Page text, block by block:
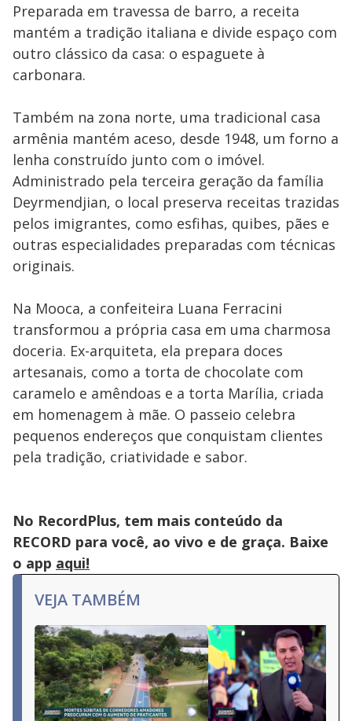
Preparada em travessa de barro, a receita
mantém a tradição italiana e divide espaço com
outro clássico da casa: o espaguete à
carbonara.
Também na zona norte, uma tradicional casa
armênia mantém aceso, desde 1948, um forno a
lenha construído junto com o imóvel.
Administrado pela terceira geração da família
Deyrmendjian, o local preserva receitas trazidas
pelos imigrantes, como esfihas, quibes, pães e
outras especialidades preparadas com técnicas
originais.
Na Mooca, a confeiteira Luana Ferracini
transformou a própria casa em uma charmosa
doceria. Ex-arquiteta, ela prepara doces
artesanais, como a torta de chocolate com
caramelo e amêndoas e a torta Marília, criada
em homenagem à mãe. O passeio celebra
pequenos endereços que conquistam clientes
pela tradição, criatividade e sabor.
No RecordPlus, tem mais conteúdo da
RECORD para você, ao vivo e de graça. Baixe
o app aqui!
VEJA TAMBÉM